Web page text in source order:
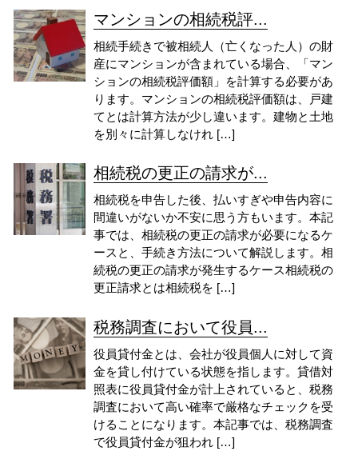
マンションの相続税評...
相続手続きで被相続人（亡くなった人）の財
産にマンションが含まれている場合、「マン
ションの相続税評価額」を計算する必要があ
ります。マンションの相続税評価額は、戸建
てとは計算方法が少し違います。建物と土地
を別々に計算しなけれ […]
相続税の更正の請求が...
相続税を申告した後、払いすぎや申告内容に
間違いがないか不安に思う方もいます。本記
事では、相続税の更正の請求が必要になるケ
ースと、手続き方法について解説します。相
続税の更正の請求が発生するケース相続税の
更正請求とは相続税を […]
税務調査において役員...
役員貸付金とは、会社が役員個人に対して資
金を貸し付けている状態を指します。貸借対
照表に役員貸付金が計上されていると、税務
調査において高い確率で厳格なチェックを受
けることになります。本記事では、税務調査
で役員貸付金が狙われ […]